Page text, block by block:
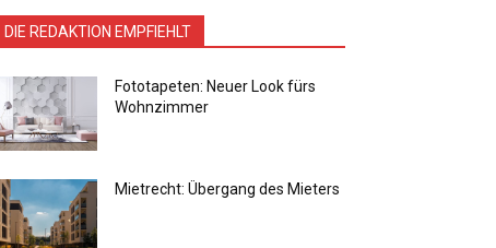
DIE REDAKTION EMPFIEHLT
Fototapeten: Neuer Look fürs
Wohnzimmer
Mietrecht: Übergang des Mieters